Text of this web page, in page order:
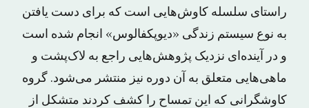
راستای سلسله کاوش‌هایی است که برای دست یافتن
به نوع سیستم زندگی «دیوپکفالوس» انجام شده است
و در آینده‌ای نزدیک پژوهش‌هایی راجع به لاک‌پشت و
ماهی‌هایی متعلق به آن دوره نیز منتشر می‌شود. گروه
کاوشگرانی که این تمساح را کشف کردند متشکل از